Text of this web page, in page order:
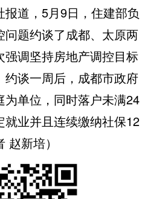
道，5月9日，住建部负
题约谈了成都、太原两
调坚持房地产调控目标
谈一周后，成都市政府
单位，同时落户未满24
业并且连续缴纳社保12
新培）